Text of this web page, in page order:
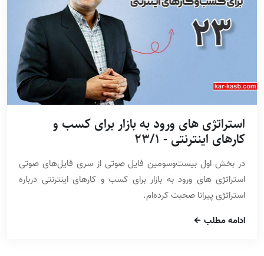
استراتژی های ورود به بازار برای کسب و
کارهای اینترنتی - 23/1
در بخش اول بیست‌وسومین فایل صوتی از سری فایل‌های صوتی
استراتژی های ورود به بازار برای کسب و کارهای اینترنتی درباره
استراتژی پیرانا صحبت کرده‌ام.
ادامه مطلب